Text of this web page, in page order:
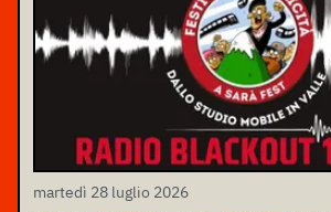
martedì 28 luglio 2026